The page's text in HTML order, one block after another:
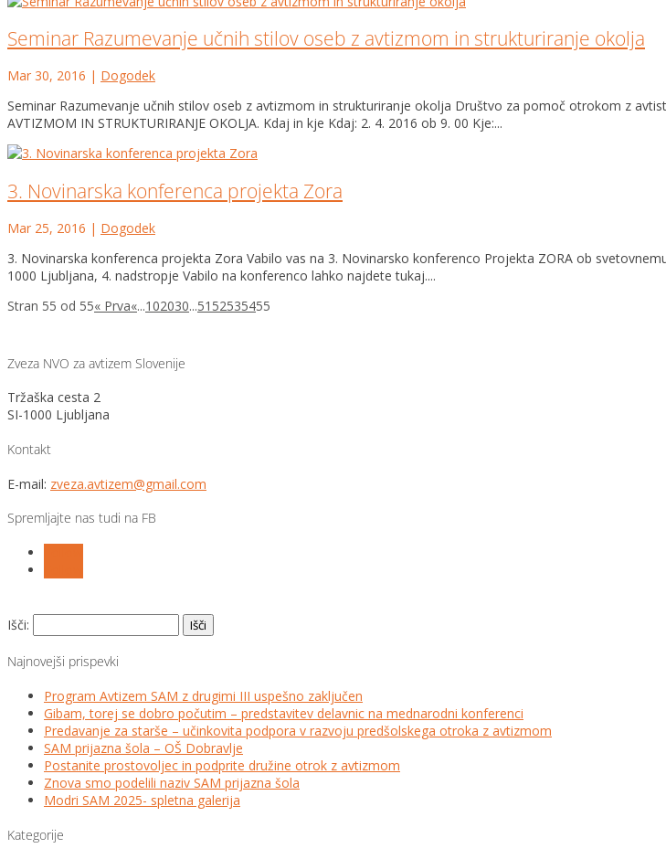
Seminar Razumevanje učnih stilov oseb z avtizmom in strukturiranje okolja
Mar 30, 2016 | Dogodek
Seminar Razumevanje učnih stilov oseb z avtizmom in strukturiranje okolja Društvo za pomoč otrokom z
AVTIZMOM IN STRUKTURIRANJE OKOLJA. Kdaj in kje Kdaj: 2. 4. 2016 ob 9. 00 Kje:...
3. Novinarska konferenca projekta Zora
Mar 25, 2016 | Dogodek
3. Novinarska konferenca projekta Zora Vabilo vas na 3. Novinarsko konferenco Projekta ZORA ob
1000 Ljubljana, 4. nadstropje Vabilo na konferenco lahko najdete tukaj....
Stran 55 od 55« Prva«...102030...51 52535455
Zveza NVO za avtizem Slovenije
Tržaška cesta 2
SI-1000 Ljubljana
Kontakt
E-mail: zveza.avtizem@gmail.com
Spremljajte nas tudi na FB
Išči:
Najnovejši prispevki
Program Avtizem SAM z drugimi III uspešno zaključen
Gibam, torej se dobro počutim – predstavitev delavnic na mednarodni konferenci
Predavanje za starše – učinkovita podpora v razvoju predšolskega otroka z avtizmom
SAM prijazna šola – OŠ Dobravlje
Postanite prostovoljec in podprite družine otrok z avtizmom
Znova smo podelili naziv SAM prijazna šola
Modri SAM 2025- spletna galerija
Kategorije